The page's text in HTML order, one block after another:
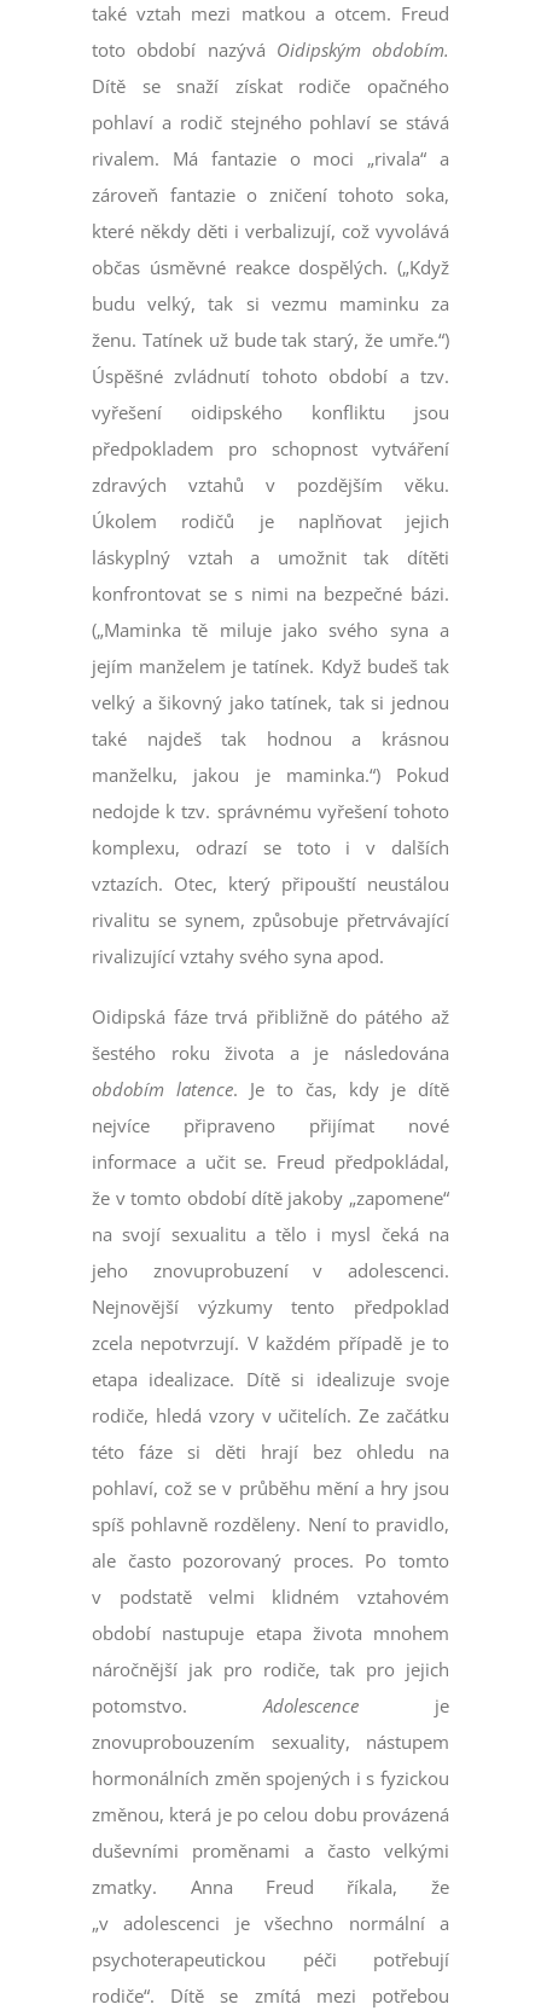
také vztah mezi matkou a otcem. Freud
toto období nazývá Oidipským obdobím.
Dítě se snaží získat rodiče opačného
pohlaví a rodič stejného pohlaví se stává
rivalem. Má fantazie o moci „rivala“ a
zároveň fantazie o zničení tohoto soka,
které někdy děti i verbalizují, což vyvolává
občas úsměvné reakce dospělých. („Když
budu velký, tak si vezmu maminku za
ženu. Tatínek už bude tak starý, že umře.“)
Úspěšné zvládnutí tohoto období a tzv.
vyřešení oidipského konfliktu jsou
předpokladem pro schopnost vytváření
zdravých vztahů v pozdějším věku.
Úkolem rodičů je naplňovat jejich
láskyplný vztah a umožnit tak dítěti
konfrontovat se s nimi na bezpečné bázi.
(„Maminka tě miluje jako svého syna a
jejím manželem je tatínek. Když budeš tak
velký a šikovný jako tatínek, tak si jednou
také najdeš tak hodnou a krásnou
manželku, jakou je maminka.“) Pokud
nedojde k tzv. správnému vyřešení tohoto
komplexu, odrazí se toto i v dalších
vztazích. Otec, který připouští neustálou
rivalitu se synem, způsobuje přetrvávající
rivalizující vztahy svého syna apod.
Oidipská fáze trvá přibližně do pátého až
šestého roku života a je následována
obdobím latence. Je to čas, kdy je dítě
nejvíce připraveno přijímat nové
informace a učit se. Freud předpokládal,
že v tomto období dítě jakoby „zapomene“
na svojí sexualitu a tělo i mysl čeká na
jeho znovuprobuzení v adolescenci.
Nejnovější výzkumy tento předpoklad
zcela nepotvrzují. V každém případě je to
etapa idealizace. Dítě si idealizuje svoje
rodiče, hledá vzory v učitelích. Ze začátku
této fáze si děti hrají bez ohledu na
pohlaví, což se v průběhu mění a hry jsou
spíš pohlavně rozděleny. Není to pravidlo,
ale často pozorovaný proces. Po tomto
v podstatě velmi klidném vztahovém
období nastupuje etapa života mnohem
náročnější jak pro rodiče, tak pro jejich
potomstvo.Adolescence je
znovuprobouzením sexuality, nástupem
hormonálních změn spojených i s fyzickou
změnou, která je po celou dobu provázená
duševními proměnami a často velkými
zmatky. Anna Freud říkala, že
„v adolescenci je všechno normální a
psychoterapeutickou péči potřebují
rodiče“. Dítě se zmítá mezi potřebou